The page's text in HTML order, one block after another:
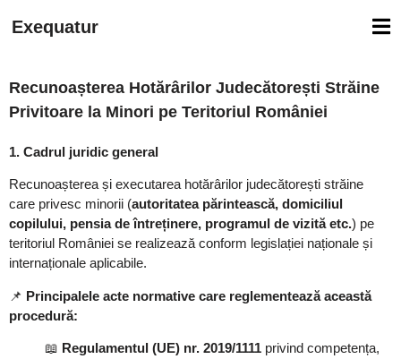
Exequatur
Recunoașterea Hotărârilor Judecătorești Străine
Privitoare la Minori pe Teritoriul României
1. Cadrul juridic general
Recunoașterea și executarea hotărârilor judecătorești străine
care privesc minorii (autoritatea părintească, domiciliul
copilului, pensia de întreținere, programul de vizită etc.) pe
teritoriul României se realizează conform legislației naționale și
internaționale aplicabile.
📌 Principalele acte normative care reglementează această
procedură:
📖 Regulamentul (UE) nr. 2019/1111 privind competența,